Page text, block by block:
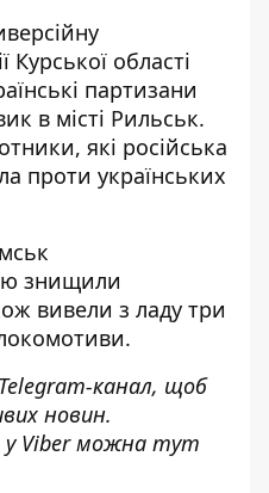
Курської області
партизани
в місті Рильськ.
які російська
проти українських
знищили
вивели з ладу три
локомотиви.
Telegram-канал, щоб
новин.
у Viber можна тут